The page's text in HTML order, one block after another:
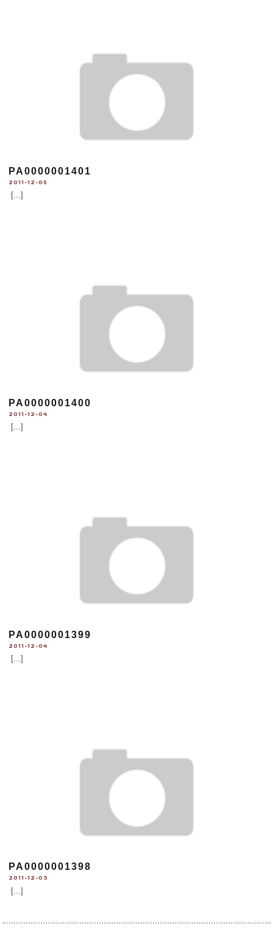
PA0000001401
2011-12-05
[...]
PA0000001400
2011-12-04
[...]
PA0000001399
2011-12-04
[...]
PA0000001398
2011-12-03
[...]